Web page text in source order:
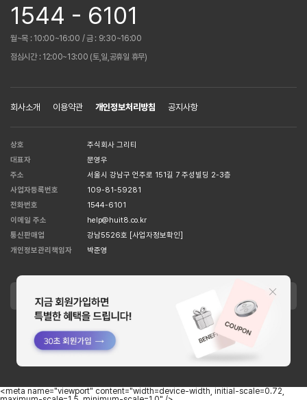
1544 - 6101
월~목 : 10:00~16:00 / 금 : 9:30~16:00
점심시간 : 12:00~13:00 (토,일,공휴일 휴무)
회사소개 이용약관 개인정보처리방침 공지사항
상호
주식회사 그리티
대표자
문영우
주소
서울시 강남구 언주로 151길 7 주성빌딩 2-3층
사업자등록번호
109-81-59281
전화번호
1544-6101
이메일 주소
help@huit8.co.kr
통신판매업
강남5526호 [사업자정보확인]
개인정보관리책임자
박준영
APPLE STORE
Copyright MCORSET INC. All Right Reserved. designed by
<meta name="viewport" content="width=device-width, initial-scale=0.72,